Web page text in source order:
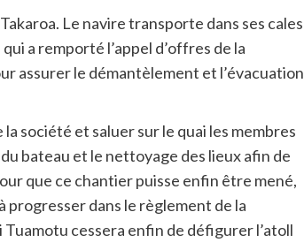
Le navire transporte dans ses cales
a remporté l’appel d’offres de la
assurer le démantèlement et l’évacuation
société et saluer sur le quai les membres
bateau et le nettoyage des lieux afin de
que ce chantier puisse enfin être mené,
progresser dans le règlement de la
cessera enfin de défigurer l’atoll